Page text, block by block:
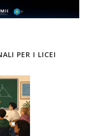
PER I LICEI